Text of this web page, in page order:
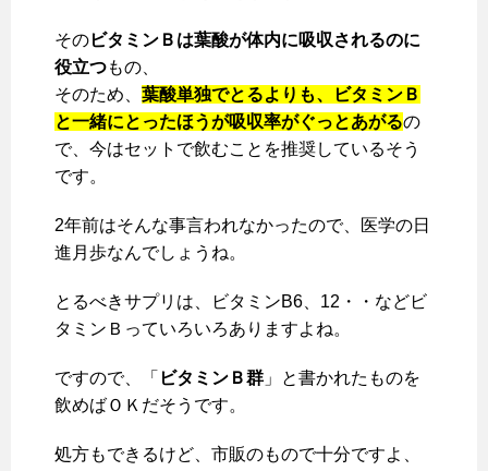
そのビタミンＢは葉酸が体内に吸収されるのに
役立つもの、
そのため、 葉酸単独でとるよりも、ビタミンＢ
と一緒にとったほうが吸収率がぐっとあがるの
で、今はセットで飲むことを推奨しているそう
です。
2年前はそんな事言われなかったので、医学の日
進月歩なんでしょうね。
とるべきサプリは、ビタミンB6、12・・などビ
タミンＢっていろいろありますよね。
ですので、「 ビタミンＢ群 」と書かれたものを
飲めばＯＫだそうです。
処方もできるけど、市販のもので十分ですよ、